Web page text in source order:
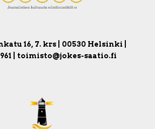
16, 7. krs | 00530 Helsinki |
| toimisto@jokes-saatio.fi